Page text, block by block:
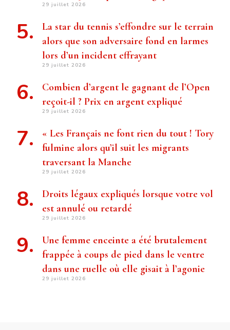
29 juillet 2026
La star du tennis s’effondre sur le terrain
alors que son adversaire fond en larmes
lors d’un incident effrayant
29 juillet 2026
Combien d’argent le gagnant de l’Open
reçoit-il ? Prix ​​en argent expliqué
29 juillet 2026
« Les Français ne font rien du tout ! Tory
fulmine alors qu’il suit les migrants
traversant la Manche
29 juillet 2026
Droits légaux expliqués lorsque votre vol
est annulé ou retardé
29 juillet 2026
Une femme enceinte a été brutalement
frappée à coups de pied dans le ventre
dans une ruelle où elle gisait à l’agonie
29 juillet 2026